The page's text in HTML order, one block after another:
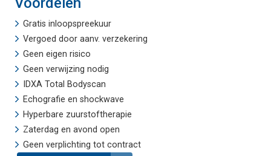
Gratis inloopspreekuur
Vergoed door aanv. verzekering
Geen eigen risico
Geen verwijzing nodig
IDXA Total Bodyscan
Echografie enshockwave
Hyperbare zuurstoftherapie
Zaterdag en avond open
Geen verplichting tot contract